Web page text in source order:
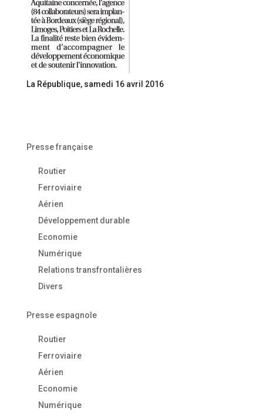
La République, samedi 16 avril 2016
Presse française
Routier
Ferroviaire
Aérien
Développement durable
Economie
Numérique
Relations transfrontalières
Divers
Presse espagnole
Routier
Ferroviaire
Aérien
Economie
Numérique